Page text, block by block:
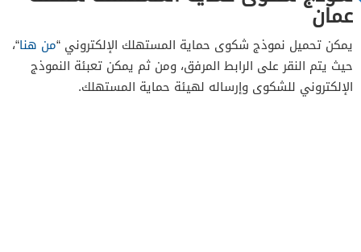
عمان
يمكن تحميل نموذج شكوى حماية المستهلك الإلكتروني “من هنا“،
حيث يتم النقر على الرابط المرفق، ومن ثم يمكن تعبئة النموذج
الإلكتروني للشكوى وإرساله لهيئة حماية المستهلك.